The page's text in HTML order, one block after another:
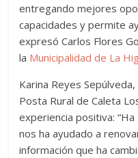
entregando mejores
capacidades y permite
expresó Carlos Flores
la Municipalidad de La
Karina Reyes
Posta Rural de Caleta
experiencia positiva:
nos ha ayudado a
información que ha